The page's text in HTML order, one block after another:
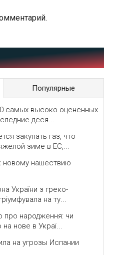
Популярные
самых высоко оцененных
деся...
закупать газ, что
зиме в ЕС,...
новому нашествию
України з греко-
на ту...
про народження: чи
на нове в Украї...
на угрозы Испании